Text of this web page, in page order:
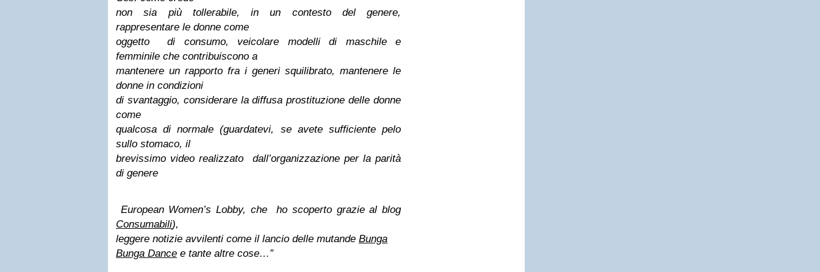
non sia più tollerabile, in un contesto del genere,
rappresentare le donne come
oggetto di consumo, veicolare modelli di maschile e
femminile che contribuiscono a
mantenere un rapporto fra i generi squilibrato, mantenere le
donne in condizioni
di svantaggio, considerare la diffusa prostituzione delle donne
come
qualcosa di normale (guardatevi, se avete sufficiente pelo
sullo stomaco, il
brevissimo video realizzato
dall’organizzazione per la parità
di genere
European Women’s Lobby, che
ho scoperto grazie al blog
Consumabili),
leggere notizie avvilenti come il lancio delle mutande Bunga
Bunga Dance e tante altre cose…”